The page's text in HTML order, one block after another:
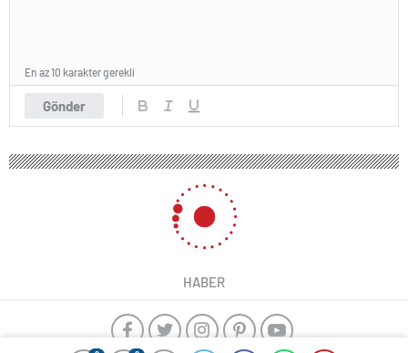
Gönder
En az 10 karakter gerekli
HABER